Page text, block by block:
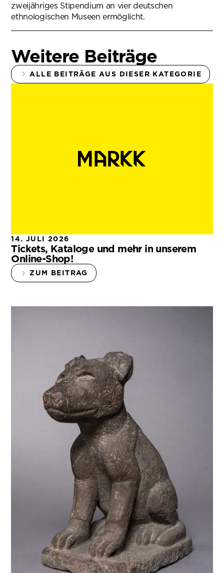
zweijähriges Stipendium an vier deutschen
ethnologischen Museen ermöglicht.
Weitere Beiträge
ALLE BEITRÄGE AUS DIESER KATEGORIE
14. JULI 2026
Tickets, Kataloge und mehr in unserem
Online-Shop!
ZUM BEITRAG